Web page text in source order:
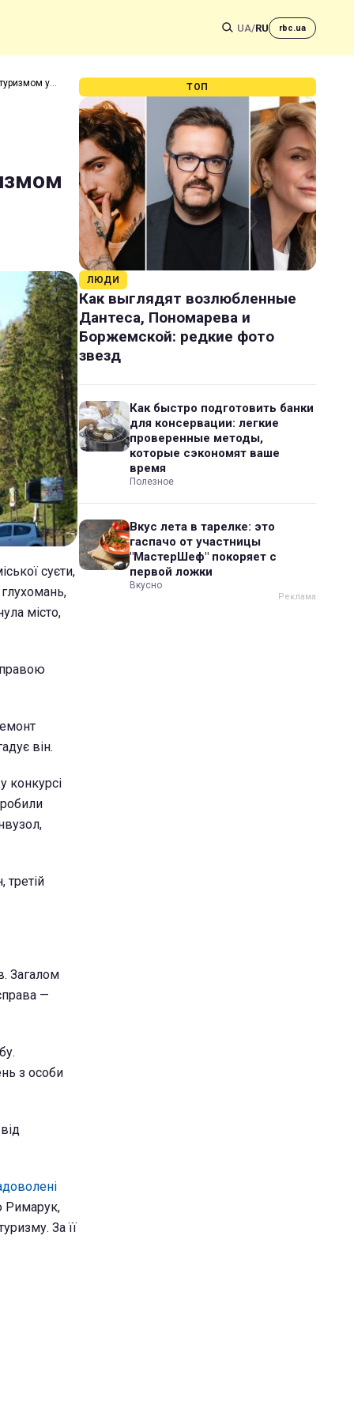
UA/RU rbc.ua
у
суєти,
місто,
він.
конкурсі
третій
Загалом
—
з особи
Римарук,
За її
ТОП
ЛЮДИ
Как выглядят возлюбленные
Дантеса, Пономарева и
Боржемской: редкие фото
звезд
Как быстро подготовить банки
для консервации: легкие
проверенные методы,
которые сэкономят ваше
время
Полезное
Вкус лета в тарелке: это
гаспачо от участницы
"МастерШеф" покоряет с
первой ложки
Вкусно